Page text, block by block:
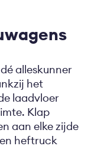
dé alleskunner
het
laadvloer
Klap
aan elke zijde
heftruck